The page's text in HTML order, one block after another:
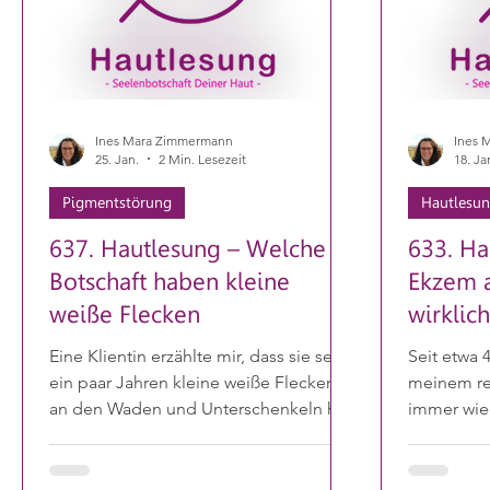
sich zuerst l
637. Hautlesung – Welche
Botschaft haben kleine
weiße Flecken
Eine Klientin erzählte mir, dass sie seit
ein paar Jahren kleine weiße Flecken
an den Waden und Unterschenkeln hat.
Zeit wird es immer schlimmer,
Pigmentstörung
Ines Mara Zimmermann
25. Jan.
2 Min. Lesezeit
633.
Ekzem
Seit etwa
meinem
immer
Ekzems
Ines
18.